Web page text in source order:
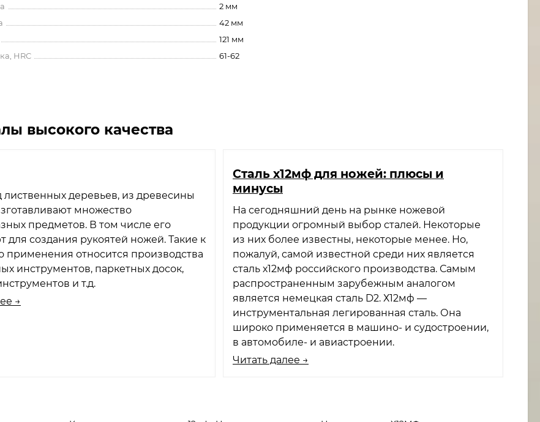
2 мм
42 мм
121 мм
HRC
61-62
высокого качества
лиственных деревьев, из древесины
множество
предметов. В том числе его
для создания рукоятей ножей. Такие к
применения относится производства
инструментов, паркетных досок,
и т.д.
→
Сталь х12мф для ножей: плюсы и
минусы
На сегодняшний день на рынке ножевой
продукции огромный выбор сталей. Некоторые
из них более известны, некоторые менее. Но,
пожалуй, самой известной среди них является
сталь х12мф российского производства. Самым
распространенным зарубежным аналогом
является немецкая сталь D2. Х12мф —
инструментальная легированная сталь. Она
широко применяется в машино- и судостроении,
в автомобиле- и авиастроении.
Читать далее →